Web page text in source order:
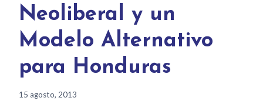
Neoliberal y un
Modelo Alternativo
para Honduras
15 agosto, 2013